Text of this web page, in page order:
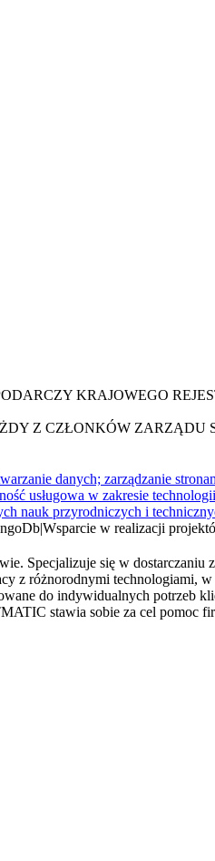
KRAJOWEGO
Z CZŁONKÓW ZARZĄDU
danych; zarządzanie
usługowa w zakresie
nauk przyrodniczych i
Wsparcie w realizacji
Specjalizuje się w
z różnorodnymi technologiami,
do indywidualnych potrzeb
stawia sobie za cel